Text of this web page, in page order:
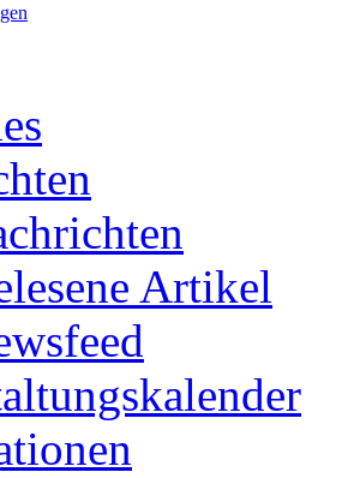
Artikel